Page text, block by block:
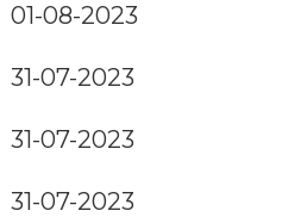
01-08-2023
31-07-2023
31-07-2023
31-07-2023